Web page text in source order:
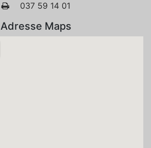
037 59 14 01
Adresse Maps